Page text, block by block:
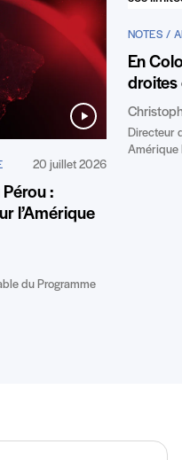
20 juillet 2026
:
l’Amérique
du Programme
NOTES /
En
droites
Directeur
Amérique